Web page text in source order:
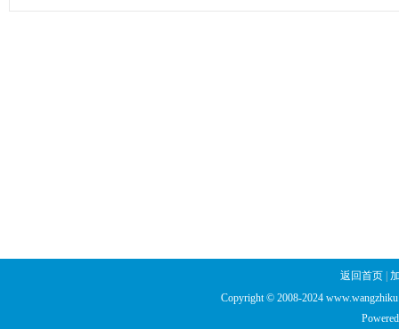
返回首页
Copyright © 2008-2024